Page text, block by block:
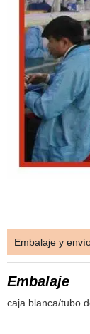
Embalaje y
Embalaje
caja blanca/tubo